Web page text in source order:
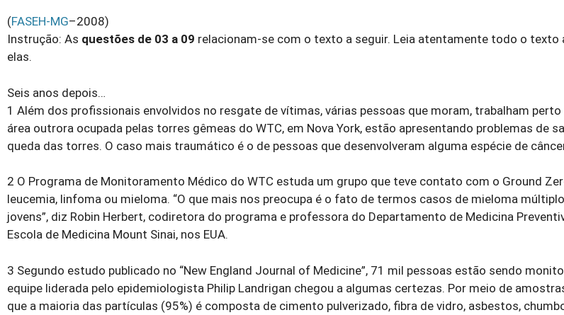
(FASEH-MG–2008)
Instrução: As questões de 03 a 09 relacionam-se com o texto a seguir. Leia atentamente todo o texto
elas.
Seis anos depois…
1 Além dos profissionais envolvidos no resgate de vítimas, várias pessoas que moram, trabalham
área outrora ocupada pelas torres gêmeas do WTC, em Nova York, estão apresentando problemas de
queda das torres. O caso mais traumático é o de pessoas que desenvolveram alguma espécie de
2 O Programa de Monitoramento Médico do WTC estuda um grupo que teve contato com o Ground
leucemia, linfoma ou mieloma. “O que mais nos preocupa é o fato de termos casos de mieloma
jovens”, diz Robin Herbert, codiretora do programa e professora do Departamento de Medicina
Escola de Medicina Mount Sinai, nos EUA.
3 Segundo estudo publicado no “New England Journal of Medicine”, 71 mil pessoas estão sendo
equipe liderada pelo epidemiologista Philip Landrigan chegou a algumas certezas. Por meio de
que a maioria das partículas (95%) é composta de cimento pulverizado, fibra de vidro, asbestos,